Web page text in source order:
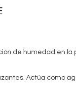
de humedad en la
Actúa como